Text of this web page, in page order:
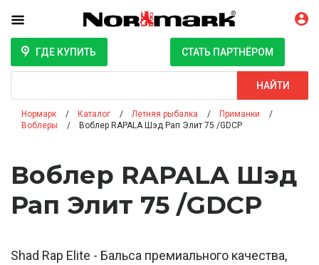
ГДЕ КУПИТЬ СТАТЬ ПАРТНЁРОМ
НАЙТИ
Нормарк Каталог Летняя рыбалка
Приманки
Воблеры
Воблер RAPALA Шэд Рап Элит 75 /GDCP
Воблер RAPALA Шэд
Рап Элит 75 /GDCP
Shad Rap Elite - Бальса премиального качества,